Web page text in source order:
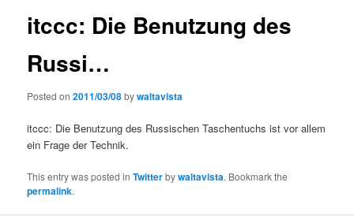
itccc: Die Benutzung des
Russi…
Posted on2011/03/08bywaltavista
itccc: Die Benutzung des Russischen Taschentuchs ist vor allem
ein Frage der Technik.
This entry was posted inTwitterbywaltavista. Bookmark the
permalink.